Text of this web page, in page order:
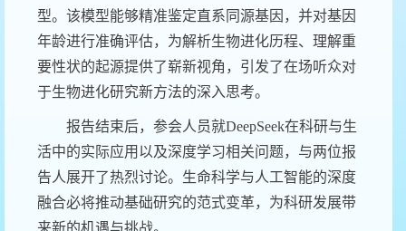
型。该模型能够精准鉴定直系同源基因，并对基因
年龄进行准确评估，为解析生物进化历程、理解重
要性状的起源提供了崭新视角，引发了在场听众对
于生物进化研究新方法的深入思考。
报告结束后，参会人员就DeepSeek在科研与生
活中的实际应用以及深度学习相关问题，与两位报
告人展开了热烈讨论。生命科学与人工智能的深度
融合必将推动基础研究的范式变革，为科研发展带